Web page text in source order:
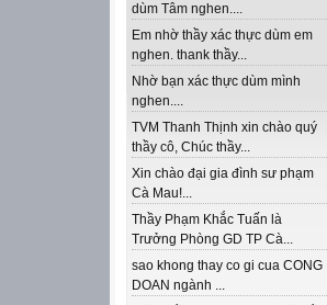
dùm Tâm nghen....
Em nhờ thầy xác thực dùm em
nghen. thank thầy...
Nhờ bạn xác thực dùm mình
nghen....
TVM Thanh Thịnh xin chào quý
thầy cô, Chúc thầy...
Xin chào đại gia đình sư phạm
Cà Mau!...
Thầy Phạm Khắc Tuấn là
Trưởng Phòng GD TP Cà...
sao khong thay co gi cua CONG
DOAN ngành ...